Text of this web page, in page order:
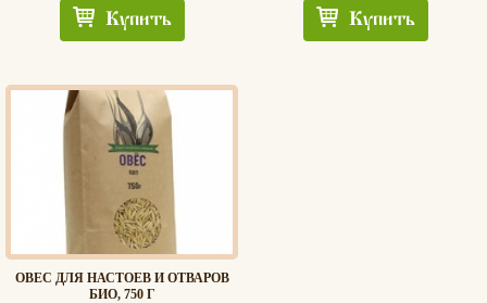
Купить Купить
ОВЕС ДЛЯ НАСТОЕВ И ОТВАРОВ
БИО, 750 Г